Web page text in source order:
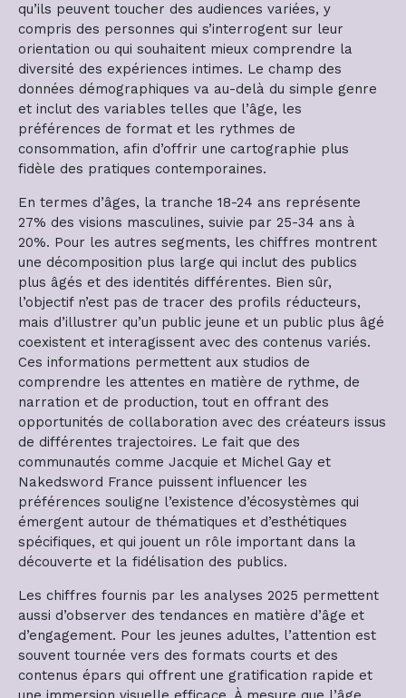
qu’ils peuvent toucher des audiences variées, y
compris des personnes qui s’interrogent sur leur
orientation ou qui souhaitent mieux comprendre la
diversité des expériences intimes. Le champ des
données démographiques va au-delà du simple genre
et inclut des variables telles que l’âge, les
préférences de format et les rythmes de
consommation, afin d’offrir une cartographie plus
fidèle des pratiques contemporaines.
En termes d’âges, la tranche 18-24 ans représente
27% des visions masculines, suivie par 25-34 ans à
20%. Pour les autres segments, les chiffres montrent
une décomposition plus large qui inclut des publics
plus âgés et des identités différentes. Bien sûr,
l’objectif n’est pas de tracer des profils réducteurs,
mais d’illustrer qu’un public jeune et un public plus âgé
coexistent et interagissent avec des contenus variés.
Ces informations permettent aux studios de
comprendre les attentes en matière de rythme, de
narration et de production, tout en offrant des
opportunités de collaboration avec des créateurs issus
de différentes trajectoires. Le fait que des
communautés comme Jacquie et Michel Gay et
Nakedsword France puissent influencer les
préférences souligne l’existence d’écosystèmes qui
émergent autour de thématiques et d’esthétiques
spécifiques, et qui jouent un rôle important dans la
découverte et la fidélisation des publics.
Les chiffres fournis par les analyses 2025 permettent
aussi d’observer des tendances en matière d’âge et
d’engagement. Pour les jeunes adultes, l’attention est
souvent tournée vers des formats courts et des
contenus épars qui offrent une gratification rapide et